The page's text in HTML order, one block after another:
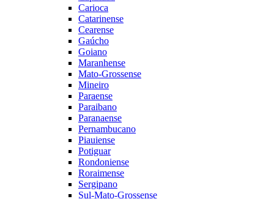
Carioca
Catarinense
Cearense
Gaúcho
Goiano
Maranhense
Mato-Grossense
Mineiro
Paraense
Paraibano
Paranaense
Pernambucano
Piauiense
Potiguar
Rondoniense
Roraimense
Sergipano
Sul-Mato-Grossense